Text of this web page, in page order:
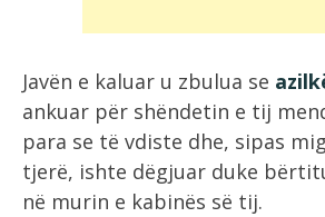
Javën e kaluar u zbulua se
ankuar për shëndetin e tij
para se të vdiste dhe, sipas
tjerë, ishte dëgjuar duke
në murin e kabinës së tij.